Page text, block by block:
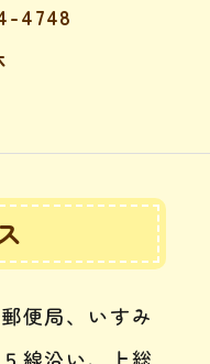
4748
便局、いすみ
線沿い、上総